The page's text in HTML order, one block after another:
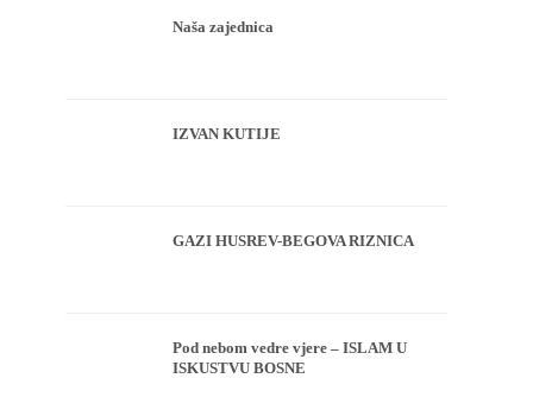
Naša zajednica
IZVAN KUTIJE
GAZI HUSREV-BEGOVA RIZNICA
Pod nebom vedre vjere – ISLAM U
ISKUSTVU BOSNE